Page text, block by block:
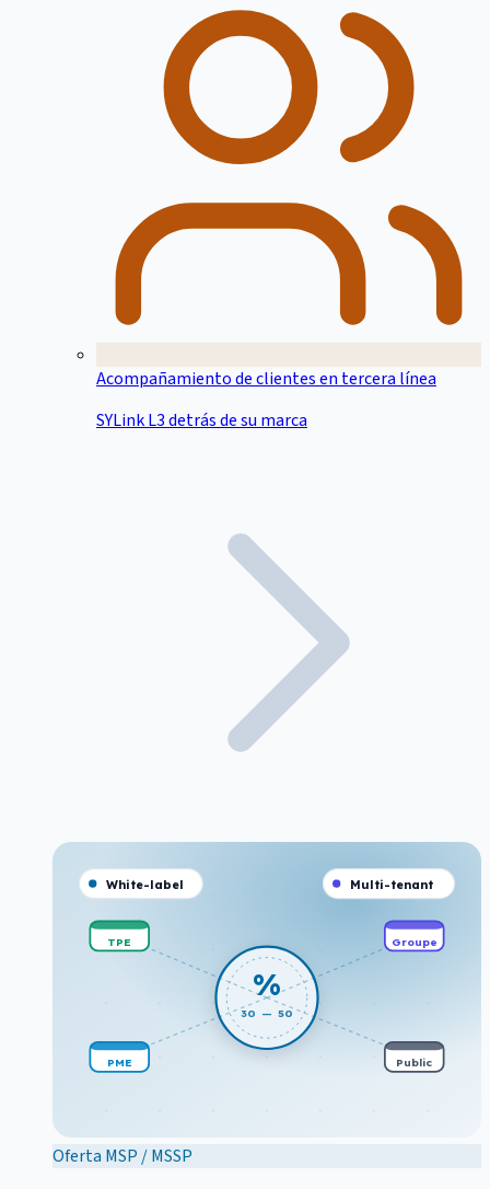
Acompañamiento de clientes en tercera línea
SYLink L3 detrás de su marca
%
30 — 50
TPE
PME
Groupe
Public
White-label Multi-tenant
Oferta MSP / MSSP